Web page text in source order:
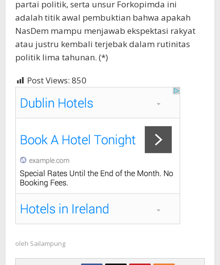
partai politik, serta unsur Forkopimda ini
adalah titik awal pembuktian bahwa apakah
NasDem mampu menjawab ekspektasi rakyat
atau justru kembali terjebak dalam rutinitas
politik lima tahunan. (*)
Post Views: 850
oleh Sailampung